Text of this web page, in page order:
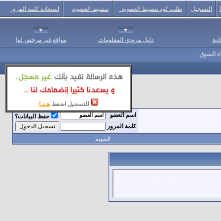
للتسجيل اضغط هـنـا
التسجيل طلب كود تنشيط العضوية تنشيط العضوية استعادة كلمة المرور
دليل مزودي المعلومات مواقع غير مرخص لها
السوق
اسم العضو
حفظ البيانات؟
كلمة المرور
التقويم